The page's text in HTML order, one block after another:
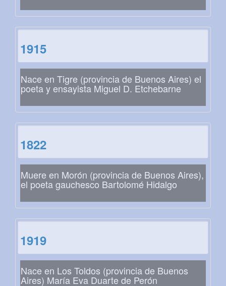
1915
Nace en Tigre (provincia de Buenos Aires) el
poeta y ensayista Miguel D. Etchebarne
1822
Muere en Morón (provincia de Buenos Aires),
el poeta gauchesco Bartolomé Hidalgo
1919
Nace en Los Toldos (provincia de Buenos
Aires) María Eva Duarte de Perón